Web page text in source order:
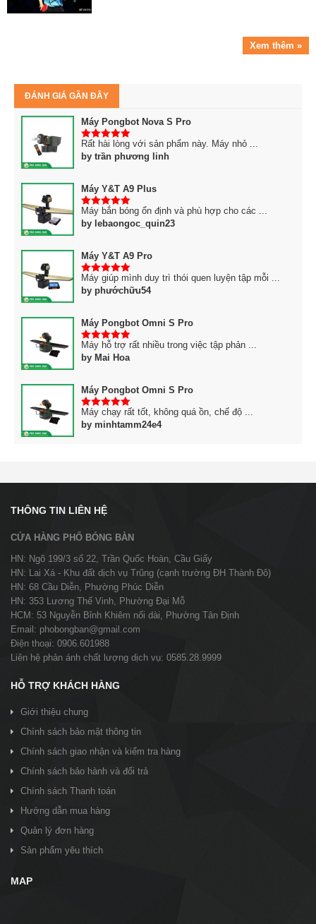
Xem thêm »
ĐÁNH GIÁ GẦN ĐÂY
Máy Pongbot Nova S Pro
5trên 5
Rất hài lòng với sản phẩm này. Máy nhỏ ...
by trần phương linh
Máy Y&T A9 Plus
5trên 5
Máy bắn bóng ổn định và phù hợp cho các ...
by lebaongoc_quin23
Máy Y&T A9 Pro
5trên 5
Máy giúp mình duy trì thói quen luyện tập mỗi ...
by phướchữu54
Máy Pongbot Omni S Pro
5trên 5
Máy hỗ trợ rất nhiều trong việc tập phản ...
by Mai Hoa
Máy Pongbot Omni S Pro
5trên 5
Máy chạy rất tốt, không quá ồn, chế độ ...
by minhtamm24e4
THÔNG TIN LIÊN HỆ
CỬA HÀNG PHỐ BÓNG BÀN
HN: Ngõ 199/3 số 22, Trần Quốc Hoàn, Cầu Giấy
HN: Lai Xá - Khu đất dịch vụ Trũng (cạnh trường ĐH Thành Đô)
HN: 68 Cầu Diễn, Phường Phúc Diễn
HN: 353 Lương Thế Vinh, Phường Đại Mỗ
HCM: 53 Nguyễn Bỉnh Khiêm nối dài, Phường Tân Định
Email: phobongban@gmail.com
Điện thoại: 0906.601988
Liên hệ phản ánh chất lượng dịch vụ: 0585.28.9999
HỖ TRỢ KHÁCH HÀNG
Giới thiệu chung
Chính sách bảo mật thông tin
Chính sách giao nhận và kiểm tra hàng
Chính sách bảo hành và đổi trả
Chính sách Thanh toán
Hướng dẫn mua hàng
Quản lý đơn hàng
Sản phẩm yêu thích
MAP